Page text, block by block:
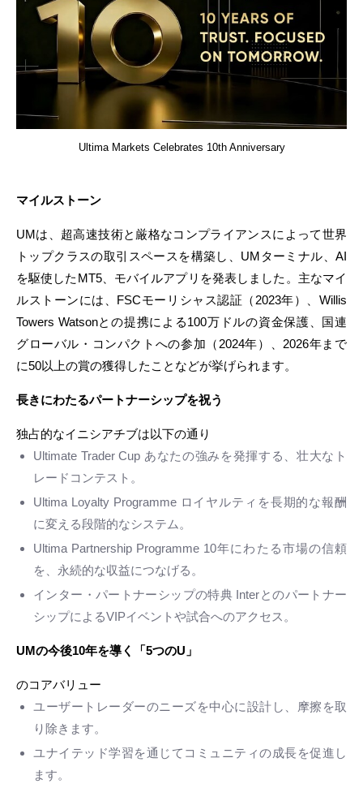
Ultima Markets Celebrates 10th Anniversary
マイルストーン
UMは、超高速技術と厳格なコンプライアンスによって世界
トップクラスの取引スペースを構築し、UMターミナル、AI
を駆使したMT5、モバイルアプリを発表しました。主なマイ
ルストーンには、FSCモーリシャス認証（2023年）、Willis
Towers Watsonとの提携による100万ドルの資金保護、国連
グローバル・コンパクトへの参加（2024年）、2026年まで
に50以上の賞の獲得したことなどが挙げられます。
長きにわたるパートナーシップを祝う
独占的なイニシアチブは以下の通り
Ultimate Trader Cup あなたの強みを発揮する、壮大なト
レードコンテスト。
Ultima Loyalty Programme ロイヤルティを長期的な報酬
に変える段階的なシステム。
Ultima Partnership Programme 10年にわたる市場の信頼
を、永続的な収益につなげる。
インター・パートナーシップの特典 Interとのパートナー
シップによるVIPイベントや試合へのアクセス。
UMの今後10年を導く「5つのU」
のコアバリュー
ユーザートレーダーのニーズを中心に設計し、摩擦を取
り除きます。
ユナイテッド学習を通じてコミュニティの成長を促進し
ます。